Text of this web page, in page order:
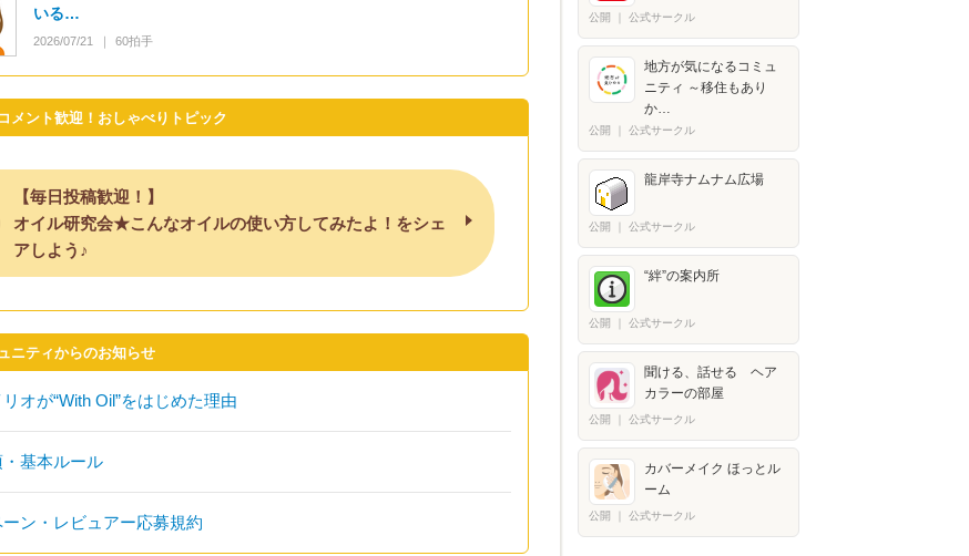
いる…
2026/07/21 60拍手
メント歓迎！おしゃべりトピック
【毎日投稿歓迎！】
オイル研究会★こんなオイルの使い方してみたよ！をシェ
アしよう♪
ニティからのお知らせ
オが“With Oil”をはじめた理由
基本ルール
ン・レビュアー応募規約
公開 公式サークル
地方が気になるコミュ
ニティ ～移住もあり
か…
公開 公式サークル
龍岸寺ナムナム広場
公開 公式サークル
“絆”の案内所
公開 公式サークル
聞ける、話せる ヘア
カラーの部屋
公開 公式サークル
カバーメイク ほっとル
ーム
公開 公式サークル